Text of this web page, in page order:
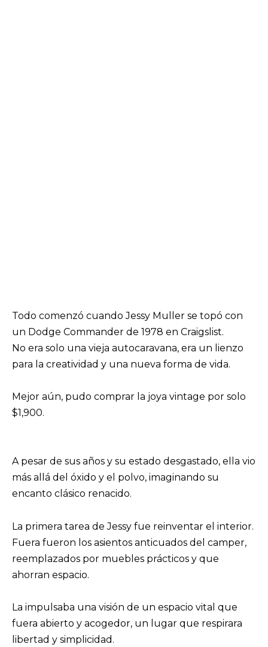
Todo comenzó cuando Jessy Muller se topó con
un Dodge Commander de 1978 en Craigslist.
No era solo una vieja autocaravana, era un lienzo
para la creatividad y una nueva forma de vida.
Mejor aún, pudo comprar la joya vintage por solo
$1,900.
A pesar de sus años y su estado desgastado, ella vio
más allá del óxido y el polvo, imaginando su
encanto clásico renacido.
La primera tarea de Jessy fue reinventar el interior.
Fuera fueron los asientos anticuados del camper,
reemplazados por muebles prácticos y que
ahorran espacio.
La impulsaba una visión de un espacio vital que
fuera abierto y acogedor, un lugar que respirara
libertad y simplicidad.